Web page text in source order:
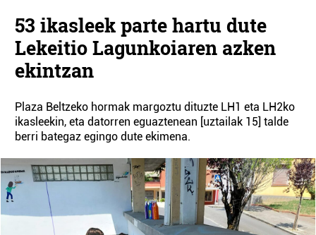
53 ikasleek parte hartu dute
Lekeitio Lagunkoiaren azken
ekintzan
Plaza Beltzeko hormak margoztu dituzte LH1 eta LH2ko
ikasleekin, eta datorren eguaztenean [uztailak 15] talde
berri bategaz egingo dute ekimena.